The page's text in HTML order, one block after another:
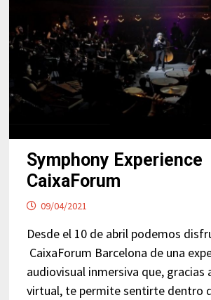
Symphony Experience
CaixaForum
09/04/2021
Desde el 10 de abril podemos
CaixaForum Barcelona de una
audiovisual inmersiva que, gracias
virtual, te permite sentirte dentro